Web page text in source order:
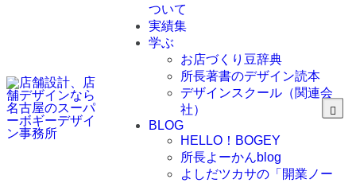
ついて
実績集
学ぶ
お店づくり豆辞典
所長著書のデザイン読本
デザインスクール（関連会
社）
BLOG
HELLO！BOGEY
所長よーかんblog
よしだツカサの「開業ノー